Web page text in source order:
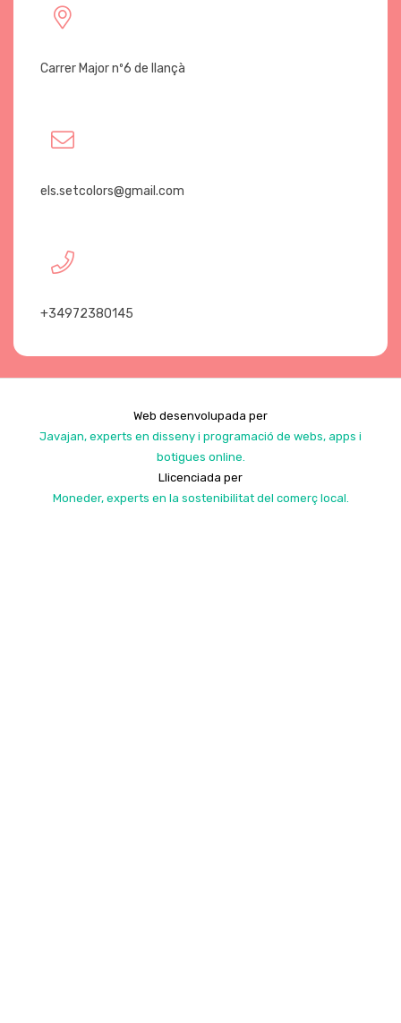
Carrer Major nº6 de llançà
els.setcolors@gmail.com
+34972380145
Web desenvolupada per
Javajan, experts en disseny i programació de webs, apps i
botigues online.
Llicenciada per
Moneder, experts en la sostenibilitat del comerç local.